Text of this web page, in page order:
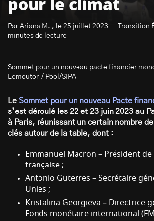
pour le climat
Par Ariana M. , le 25 juillet 2023 — Transition
minutes de lecture
Sommet pour un nouveau pacte financier
Lemouton / Pool/SIPA
Le Sommet pour un nouveau Pacte
s’est déroulé les 22 et 23 juin 2023 au
à Paris, réunissant un certain nombre
clés autour de la table, dont :
Emmanuel Macron – Président de
française ;
Antonio Guterres – Secrétaire
Unies ;
Kristalina Georgieva – Directrice
Fonds monétaire international
S’abonner à la newsletter